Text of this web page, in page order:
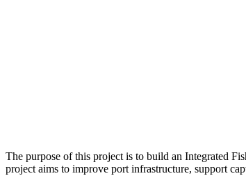
The purpose of this project is to build an Integrated
project aims to improve port infrastructure, support